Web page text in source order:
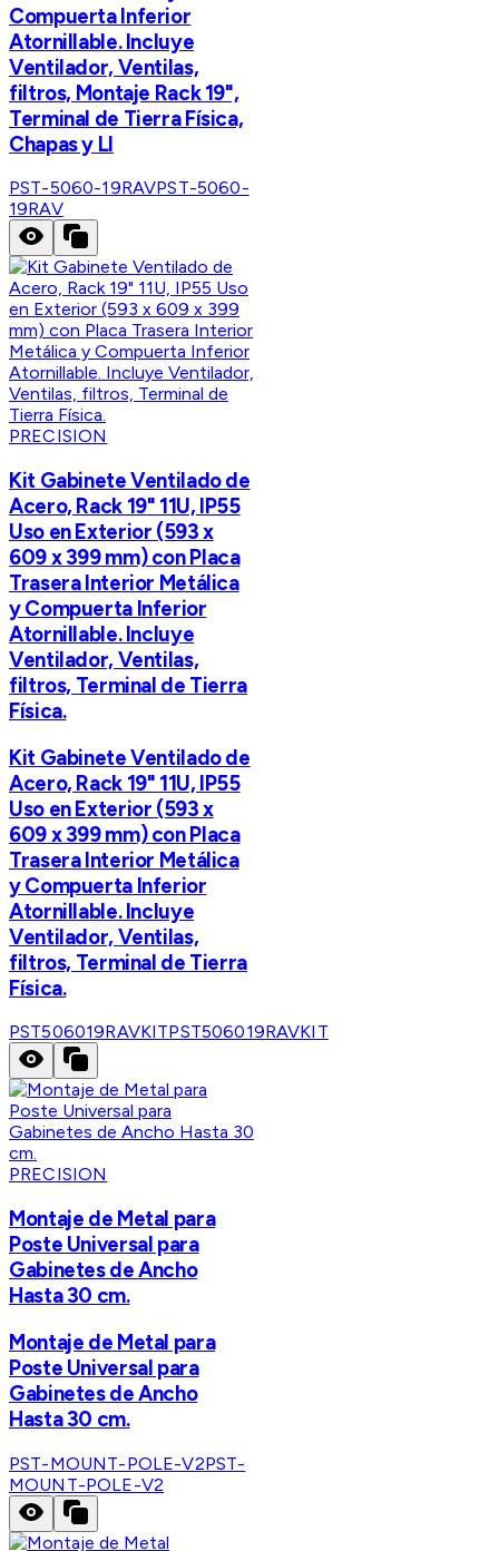
Compuerta Inferior
Atornillable. Incluye
Ventilador, Ventilas,
filtros, Montaje Rack 19",
Terminal de Tierra Física,
Chapas y Ll
PST-5060-19RAVPST-5060-
19RAV
PRECISION
Kit Gabinete Ventilado de
Acero, Rack 19" 11U, IP55
Uso en Exterior (593 x
609 x 399 mm) con Placa
Trasera Interior Metálica
y Compuerta Inferior
Atornillable. Incluye
Ventilador, Ventilas,
filtros, Terminal de Tierra
Física.
Kit Gabinete Ventilado de
Acero, Rack 19" 11U, IP55
Uso en Exterior (593 x
609 x 399 mm) con Placa
Trasera Interior Metálica
y Compuerta Inferior
Atornillable. Incluye
Ventilador, Ventilas,
filtros, Terminal de Tierra
Física.
PST506019RAVKITPST506019RAVKIT
PRECISION
Montaje de Metal para
Poste Universal para
Gabinetes de Ancho
Hasta 30 cm.
Montaje de Metal para
Poste Universal para
Gabinetes de Ancho
Hasta 30 cm.
PST-MOUNT-POLE-V2PST-
MOUNT-POLE-V2